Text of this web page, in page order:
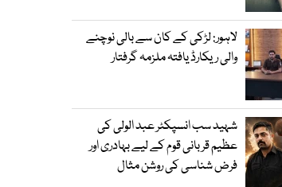
لاہور: لڑکی کے کان سے بالی نوچنے
والی ریکارڈ یافتہ ملزمہ گرفتار
شہید سب انسپکٹر عبد الولی کی
عظیم قربانی قوم کے لیے بہادری اور
فرض شناسی کی روشن مثال